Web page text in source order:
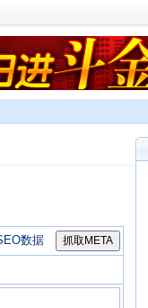
数据